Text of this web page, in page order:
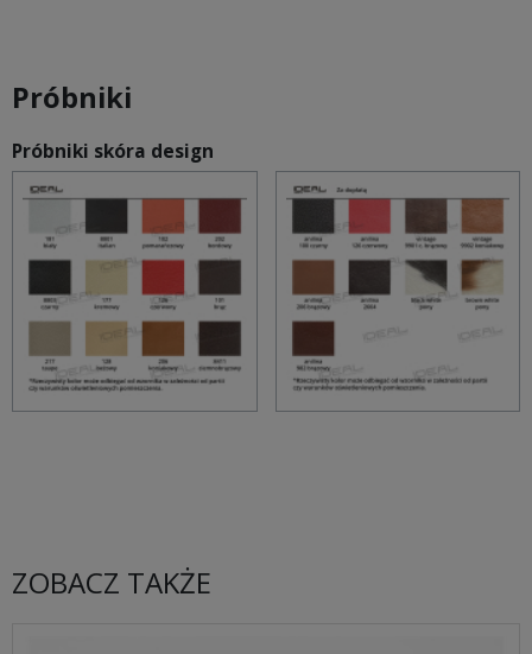
Próbniki
Próbniki skóra design
ZOBACZ TAKŻE